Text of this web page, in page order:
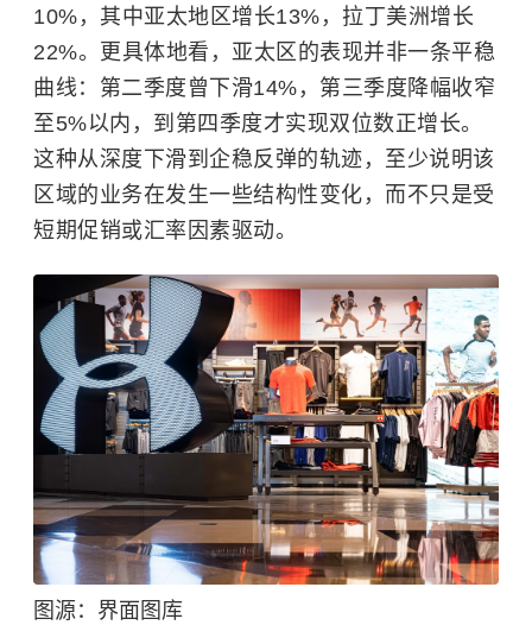
10%，其中亚太地区增长13%，拉丁美洲增长
22%。更具体地看，亚太区的表现并非一条平稳
曲线：第二季度曾下滑14%，第三季度降幅收窄
至5%以内，到第四季度才实现双位数正增长。
这种从深度下滑到企稳反弹的轨迹，至少说明该
区域的业务在发生一些结构性变化，而不只是受
短期促销或汇率因素驱动。
图源：界面图库